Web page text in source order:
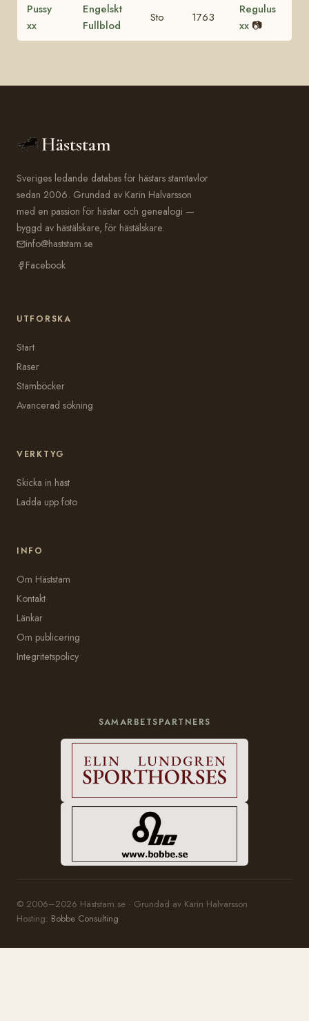
Pussy
xx
Engelskt
Fullblod
Sto 1763
Regulus
xx 📷
Häststam
Sveriges ledande databas för hästars stamtavlor
sedan 2006. Grundad av Karin Halvarsson
med en passion för hästar och genealogi —
byggd av hästälskare, för hästälskare.
info@haststam.se
Facebook
UTFORSKA
Start
Raser
Stamböcker
Avancerad sökning
VERKTYG
Skicka in häst
Ladda upp foto
INFO
Om Häststam
Kontakt
Länkar
Om publicering
Integritetspolicy
SAMARBETSPARTNERS
© 2006–2026 Häststam.se · Grundad av Karin Halvarsson
Hosting: Bobbe Consulting